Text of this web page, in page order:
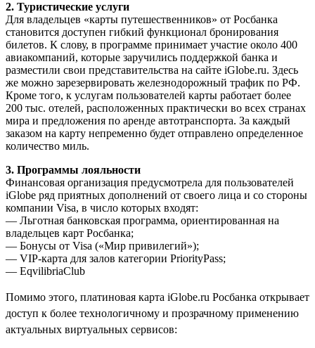
2. Туристические услуги
Для владельцев «карты путешественников» от Росбанка
становится доступен гибкий функционал бронирования
билетов. К слову, в программе принимает участие около 400
авиакомпаний, которые заручились поддержкой банка и
разместили свои представительства на сайте iGlobe.ru. Здесь
же можно зарезервировать железнодорожный трафик по РФ.
Кроме того, к услугам пользователей карты работает более
200 тыс. отелей, расположенных практически во всех странах
мира и предложения по аренде автотранспорта. За каждый
заказом на карту непременно будет отправлено определенное
количество миль.
3. Программы лояльности
Финансовая организация предусмотрела для пользователей
iGlobe ряд приятных дополнений от своего лица и со стороны
компании Visa, в число которых входят:
— Льготная банковская программа, ориентированная на
владельцев карт Росбанка;
— Бонусы от Visa («Мир привилегий»);
— VIP-карта для залов категории PriorityPass;
— EqvilibriaClub
Помимо этого, платиновая карта iGlobe.ru Росбанка открывает
доступ к более технологичному и прозрачному применению
актуальных виртуальных сервисов: